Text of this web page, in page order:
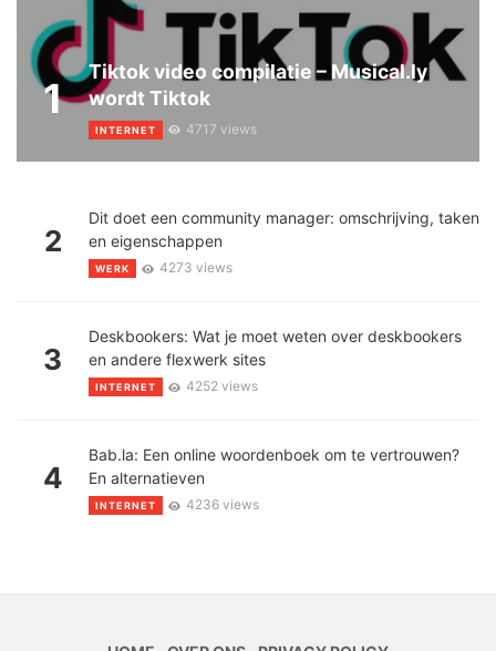
1
Tiktok video compilatie – Musical.ly
wordt Tiktok
INTERNET 4717 views
2
Dit doet een community manager: omschrijving, taken
en eigenschappen
WERK 4273 views
3
Deskbookers: Wat je moet weten over deskbookers
en andere flexwerk sites
INTERNET 4252 views
4
Bab.la: Een online woordenboek om te vertrouwen?
En alternatieven
INTERNET 4236 views